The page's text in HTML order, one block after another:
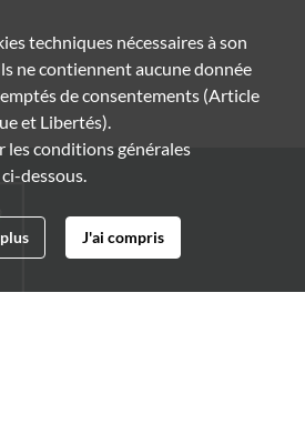
techniques nécessaires à son
ne contiennent aucune donnée
de consentements (Article
et Libertés).
les conditions générales
dessous.
J'ai compris